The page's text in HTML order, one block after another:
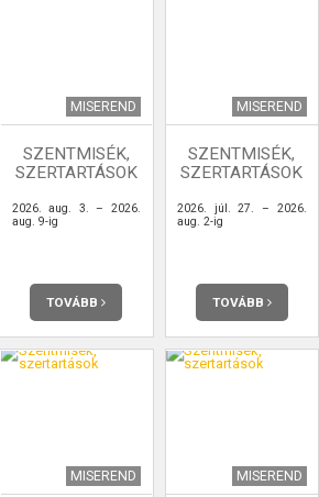
MISEREND
SZENTMISÉK,
SZERTARTÁSOK
2026. aug. 3. – 2026.
aug. 9-ig
TOVÁBB
MISEREND
SZENTMISÉK,
SZERTARTÁSOK
2026. júl. 27. – 2026.
aug. 2-ig
TOVÁBB
MISEREND MISEREND